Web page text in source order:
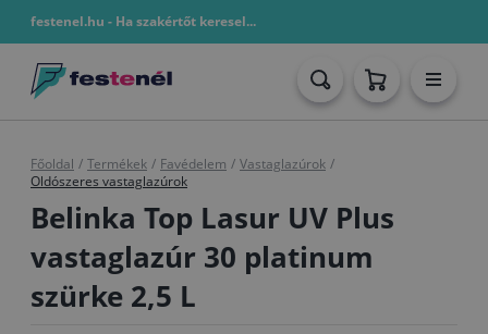
festenel.hu - Ha szakértőt keresel...
Főoldal / Termékek / Favédelem / Vastaglazúrok /
Oldószeres vastaglazúrok
Belinka Top Lasur UV Plus
vastaglazúr 30 platinum
szürke 2,5 L